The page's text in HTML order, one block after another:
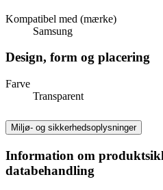
Kompatibel med (mærke)
Samsung
Design, form og placering
Farve
Transparent
Miljø- og sikkerhedsoplysninger
Information om
databehandling